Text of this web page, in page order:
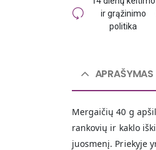
ir grąžinimo
politika
APRAŠYMAS
Mergaičių 40 g
rankovių ir kaklo
juosmenį. Priekyje